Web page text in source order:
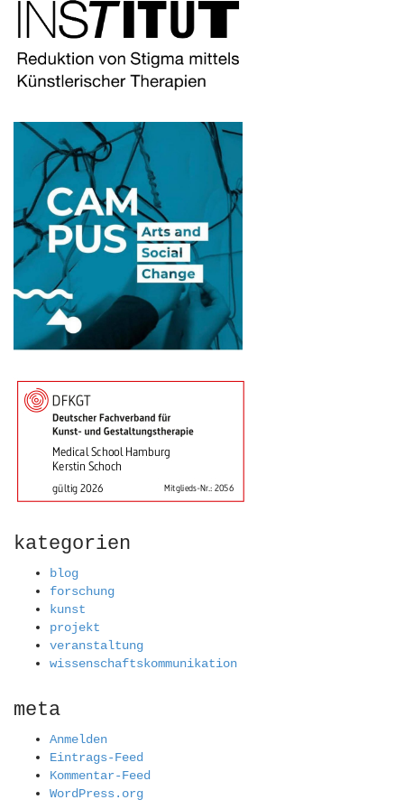
kategorien
blog
forschung
kunst
projekt
veranstaltung
wissenschaftskommunikation
meta
Anmelden
Eintrags-Feed
Kommentar-Feed
WordPress.org